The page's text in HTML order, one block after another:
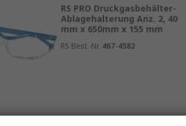
RS PRO Druckgasbehälter-
Ablagehalterung Anz. 2, 40
mm x 650mm x 155 mm
RS Best.-Nr. 467-4582